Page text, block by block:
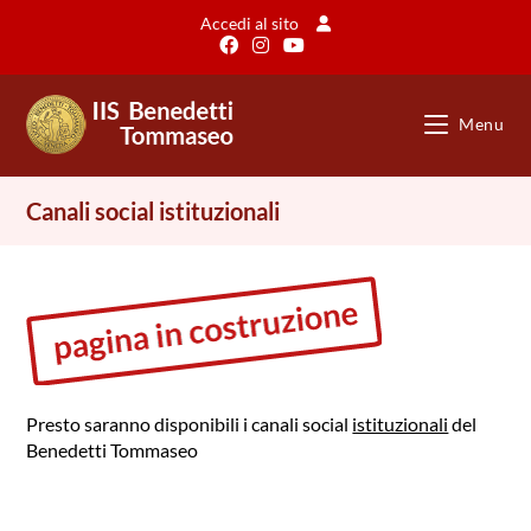
Accedi al sito
Menu
Canali social istituzionali
Presto saranno disponibili i canali social istituzionali del
Benedetti Tommaseo